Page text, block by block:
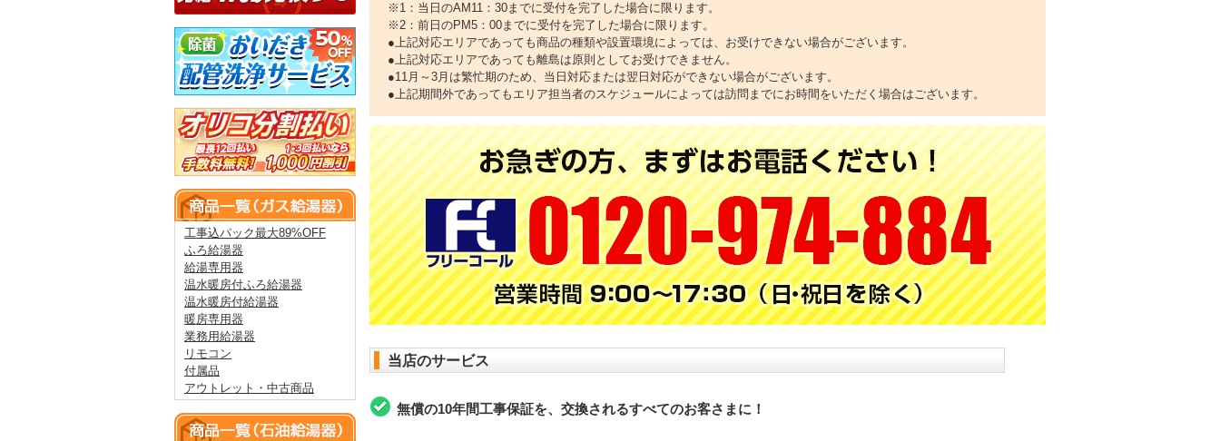
※1：当日のAM11：30までに受付を完了した場合に限ります。
※2：前日のPM5：00までに受付を完了した場合に限ります。
●上記対応エリアであっても商品の種類や設置環境によっては、お受けできない場合がございます。
●上記対応エリアであっても離島は原則としてお受けできません。
●11月～3月は繁忙期のため、当日対応または翌日対応ができない場合がございます。
●上記期間外であってもエリア担当者のスケジュールによっては訪問までにお時間をいただく場合はございます。
当店のサービス
無償の10年間工事保証を、交換されるすべてのお客さまに！
工事込パック最大89%OFF
ふろ給湯器
給湯専用器
温水暖房付ふろ給湯器
温水暖房付給湯器
暖房専用器
業務用給湯器
リモコン
付属品
アウトレット・中古商品